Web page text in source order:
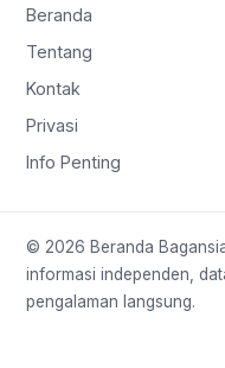
Beranda
Tentang
Kontak
Privasi
Info Penting
© 2026 Beranda
informasi independen,
pengalaman langsung.